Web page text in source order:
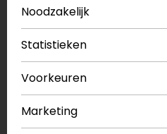
Vestiging Capelle a/d IJssel
Vestiging Eindhoven
Vestiging Vianen
Noodzakelijk
Statistieken
Voorkeuren
Marketing